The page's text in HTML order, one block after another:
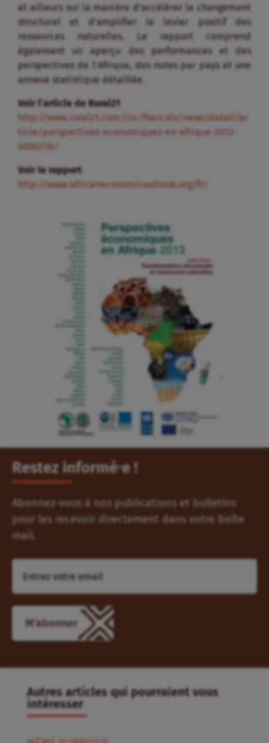
et ailleurs sur la manière d’accélérer le changement
structurel et d’amplifier le levier positif des
ressources naturelles. Le rapport comprend
également un aperçu des performances et des
perspectives de l’Afrique, des notes par pays et une
annexe statistique détaillée.
Voir l’article de Rural21
http://www.rural21.com//nc/francais/news/detail/ar
ticle/perspectives-economiques-en-afrique-2013-
0000726/
Voir le rapport
http://www.africaneconomicoutlook.org/fr/
Restez informé⸱e !
Abonnez-vous à nos publications et bulletins
pour les recevoir directement dans votre boîte
mail.
M'abonner
Autres articles qui pourraient vous
intéresser